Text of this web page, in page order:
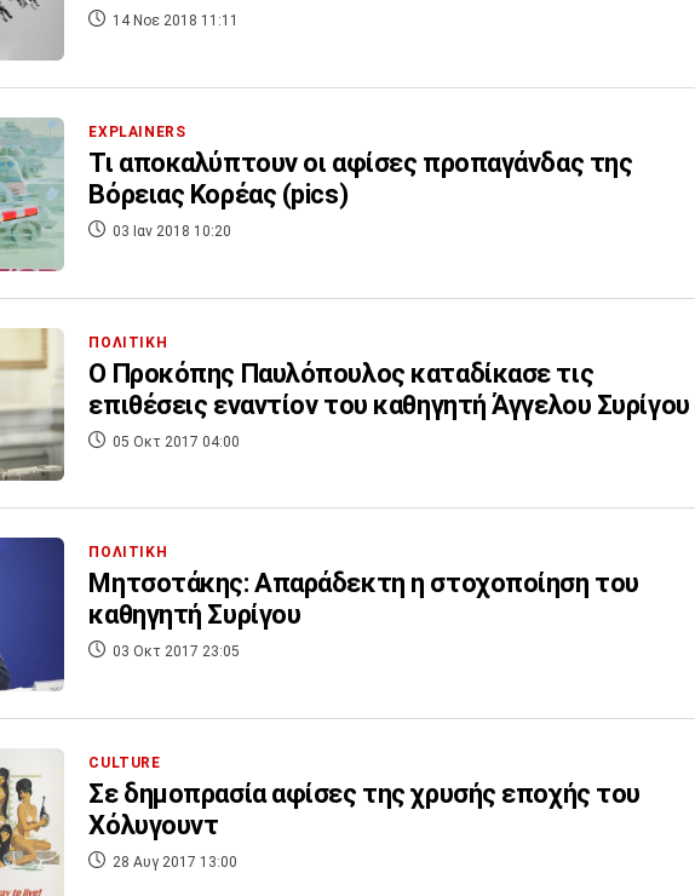
14 Νοε 2018 11:11
EXPLAINERS
Τι αποκαλύπτουν οι αφίσες προπαγάνδας της
Βόρειας Κορέας (pics)
03 Ιαν 2018 10:20
ΠΟΛΙΤΙΚΗ
Ο Προκόπης Παυλόπουλος καταδίκασε τις
επιθέσεις εναντίον του καθηγητή Άγγελου Συρίγου
05 Οκτ 2017 04:00
ΠΟΛΙΤΙΚΗ
Μητσοτάκης: Απαράδεκτη η στοχοποίηση του
καθηγητή Συρίγου
03 Οκτ 2017 23:05
CULTURE
Σε δημοπρασία αφίσες της χρυσής εποχής του
Χόλυγουντ
28 Αυγ 2017 13:00